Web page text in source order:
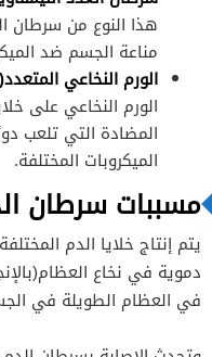
هذا النوع من سرطان
مناعة الجسم ضد
الورم النخاعي
الورم النخاعي على
المضادة التي تلعب
الميكروبات المختلفة.
مسببات سرطان
يتم إنتاج خلايا الدم
في العظام الطويلة في